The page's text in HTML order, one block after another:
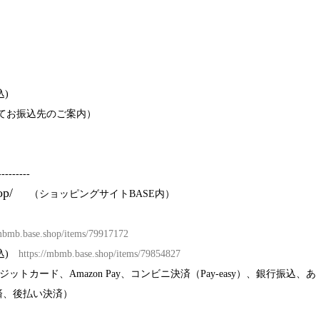
)
振込先のご案内）
（ショッピングサイトBASE内）
items/79917172
) https://mbmb.base.shop/items/79854827
トカード、Amazon Pay、コンビニ決済（Pay-easy）、銀行振込、あ
後払い決済）